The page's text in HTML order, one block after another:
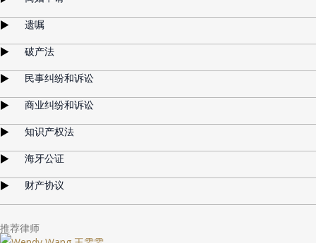
遗嘱
破产法
民事纠纷和诉讼
商业纠纷和诉讼
知识产权法
海牙公证
财产协议
推荐律师